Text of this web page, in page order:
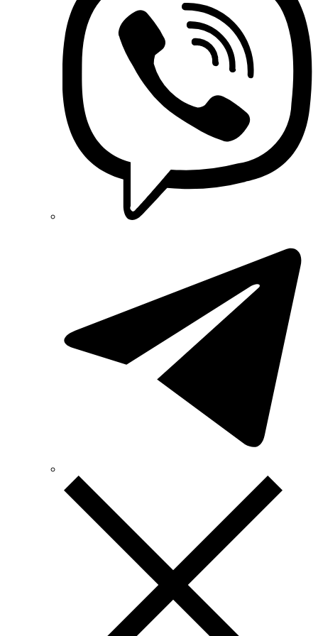
OZKA (Украина)
Phoenix Contact (Германия)
Plank Electrotechnic (Украина)
Pro'sKit (Тайвань)
PYLONTECH (Китай)
Radpol (Польша)
Raut (Украина)
Reliance (Украина)
REM POWER (Словения)
Schneider-Electric (Франция)
Selec (Индия)
Smart-MAIC
Technoelectric (Италия)
Technosystems (Украина)
TEKPAN (Турция)
TeleTec (Украина)
Vargo (Украина)
Vector VS
Vimar (Италия)
Volter (Украина)
Volterm (Украина)
Wago (Германия)
АС Привод (Украина)
АСКО-УКРЕМ (Украина)